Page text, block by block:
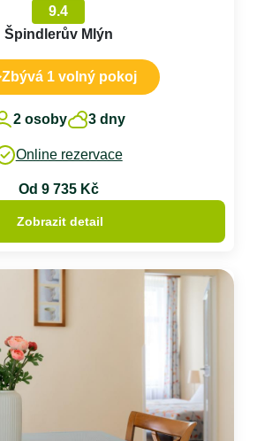
9.4
Špindlerův Mlýn
Zbývá 1 volný pokoj
2 osoby 3 dny
Online rezervace
Od 9 735 Kč
Zobrazit detail